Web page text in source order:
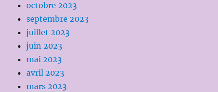
octobre 2023
septembre 2023
juillet 2023
juin 2023
mai 2023
avril 2023
mars 2023